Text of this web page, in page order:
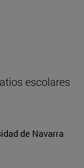
escolares
de Navarra